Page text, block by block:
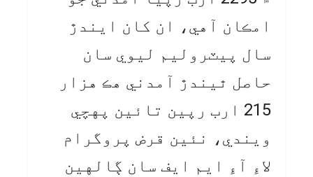
امڪان آهي، ان کان ايندڙ
سال پيٽروليم ليوي سان
حاصل ٿيندڙ آمدني هڪ هزار
215 ارب رپين تائين پهچي
ويندي، نئين قرض پروگرام
لاءِ آءِ ايم ايف سان ڳالهين